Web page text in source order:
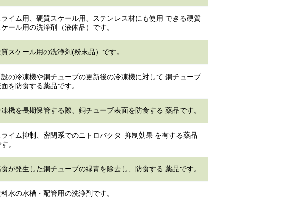
ライム用、硬質スケール用、ステンレス材にも使用 できる硬質
ケール用の洗浄剤（液体品）です。
スケール用の洗浄剤(粉末品）です。
設の冷凍機や銅チューブの更新後の冷凍機に対して 銅チューブ
を防食する薬品です。
機を長期保管する際、銅チューブ表面を防食する 薬品です。
ライム抑制、密閉系でのニトロバクタｰ抑制効果 を有する薬品
。
食が発生した銅チューブの緑青を除去し、防食する 薬品です。
水の水槽・配管用の洗浄剤です。